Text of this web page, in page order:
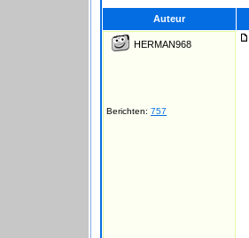
Auteur
HERMAN968
Berichten: 757